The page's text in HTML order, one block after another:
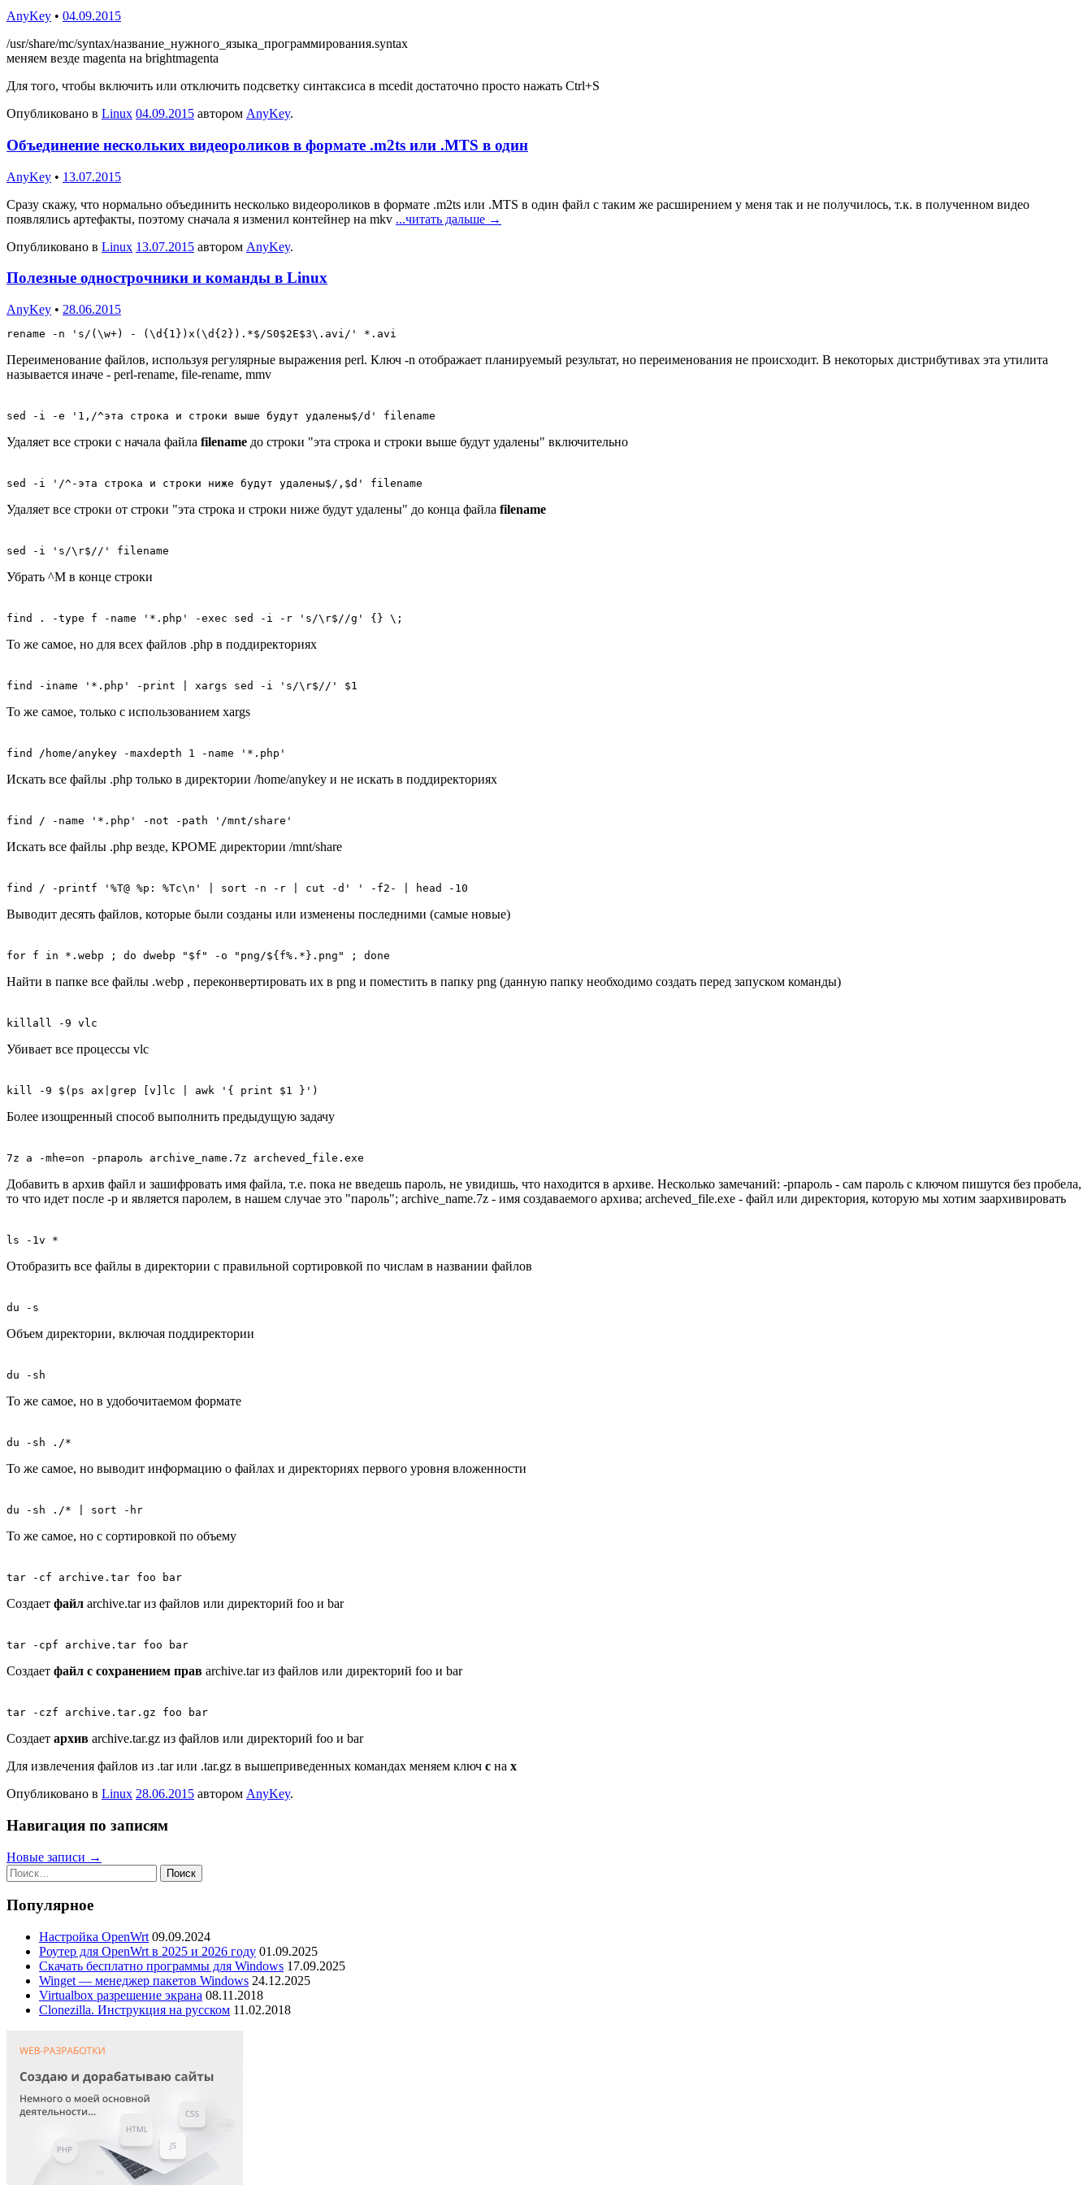
AnyKey • 04.09.2015
/usr/share/mc/syntax/название_нужного_языка_программирования.syntax
меняем везде magenta на brightmagenta
Для того, чтобы включить или отключить подсветку синтаксиса в mcedit достаточно просто нажать Ctrl+S
Опубликовано в Linux 04.09.2015 автором AnyKey.
Объединение нескольких видеороликов в формате .m2ts или .MTS в один
AnyKey • 13.07.2015
Сразу скажу, что нормально объединить несколько видеороликов в формате .m2ts или .MTS в один файл с таким же расширением у меня так и не получилось, т.к. в полученном видео
появлялись артефакты, поэтому сначала я изменил контейнер на mkv ...читать дальше →
Опубликовано в Linux 13.07.2015 автором AnyKey.
Полезные однострочники и команды в Linux
AnyKey • 28.06.2015
rename -n 's/(\w+) - (\d{1})x(\d{2}).*$/S0$2E$3\.avi/' *.avi
Переименование файлов, используя регулярные выражения perl. Ключ -n отображает планируемый результат, но переименования не происходит. В некоторых дистрибутивах эта утилита
называется иначе - perl-rename, file-rename, mmv
sed -i -e '1,/^эта строка и строки выше будут удалены$/d' filename
Удаляет все строки с начала файла filename до строки "эта строка и строки выше будут удалены" включительно
sed -i '/^-эта строка и строки ниже будут удалены$/,$d' filename
Удаляет все строки от строки "эта строка и строки ниже будут удалены" до конца файла filename
sed -i 's/\r$//' filename
Убрать ^M в конце строки
find . -type f -name '*.php' -exec sed -i -r 's/\r$//g' {} \;
То же самое, но для всех файлов .php в поддиректориях
find -iname '*.php' -print | xargs sed -i 's/\r$//' $1
То же самое, только с использованием xargs
find /home/anykey -maxdepth 1 -name '*.php'
Искать все файлы .php только в директории /home/anykey и не искать в поддиректориях
find / -name '*.php' -not -path '/mnt/share'
Искать все файлы .php везде, КРОМЕ директории /mnt/share
find / -printf '%T@ %p: %Tc\n' | sort -n -r | cut -d' ' -f2- | head -10
Выводит десять файлов, которые были созданы или изменены последними (самые новые)
for f in *.webp ; do dwebp "$f" -o "png/${f%.*}.png" ; done
Найти в папке все файлы .webp , переконвертировать их в png и поместить в папку png (данную папку необходимо создать перед запуском команды)
killall -9 vlc
Убивает все процессы vlc
kill -9 $(ps ax|grep [v]lc | awk '{ print $1 }')
Более изощренный способ выполнить предыдущую задачу
7z a -mhe=on -pпароль archive_name.7z archeved_file.exe
Добавить в архив файл и зашифровать имя файла, т.е. пока не введешь пароль, не увидишь, что находится в архиве. Несколько замечаний: -pпароль - сам пароль с ключом пишутся без пробела,
то что идет после -p и является паролем, в нашем случае это "пароль"; archive_name.7z - имя создаваемого архива; archeved_file.exe - файл или директория, которую мы хотим заархивировать
ls -1v *
Отобразить все файлы в директории с правильной сортировкой по числам в названии файлов
du -s
Объем директории, включая поддиректории
du -sh
То же самое, но в удобочитаемом формате
du -sh ./*
То же самое, но выводит информацию о файлах и директориях первого уровня вложенности
du -sh ./* | sort -hr
То же самое, но с сортировкой по объему
tar -cf archive.tar foo bar
Создает файл archive.tar из файлов или директорий foo и bar
tar -cpf archive.tar foo bar
Создает файл с сохранением прав archive.tar из файлов или директорий foo и bar
tar -czf archive.tar.gz foo bar
Создает архив archive.tar.gz из файлов или директорий foo и bar
Для извлечения файлов из .tar или .tar.gz в вышеприведенных командах меняем ключ c на x
Опубликовано в Linux 28.06.2015 автором AnyKey.
Навигация по записям
Новые записи →
Найти:
Популярное
Настройка OpenWrt 09.09.2024
Роутер для OpenWrt в 2025 и 2026 году 01.09.2025
Скачать бесплатно программы для Windows 17.09.2025
Winget — менеджер пакетов Windows 24.12.2025
Virtualbox разрешение экрана 08.11.2018
Clonezilla. Инструкция на русском 11.02.2018